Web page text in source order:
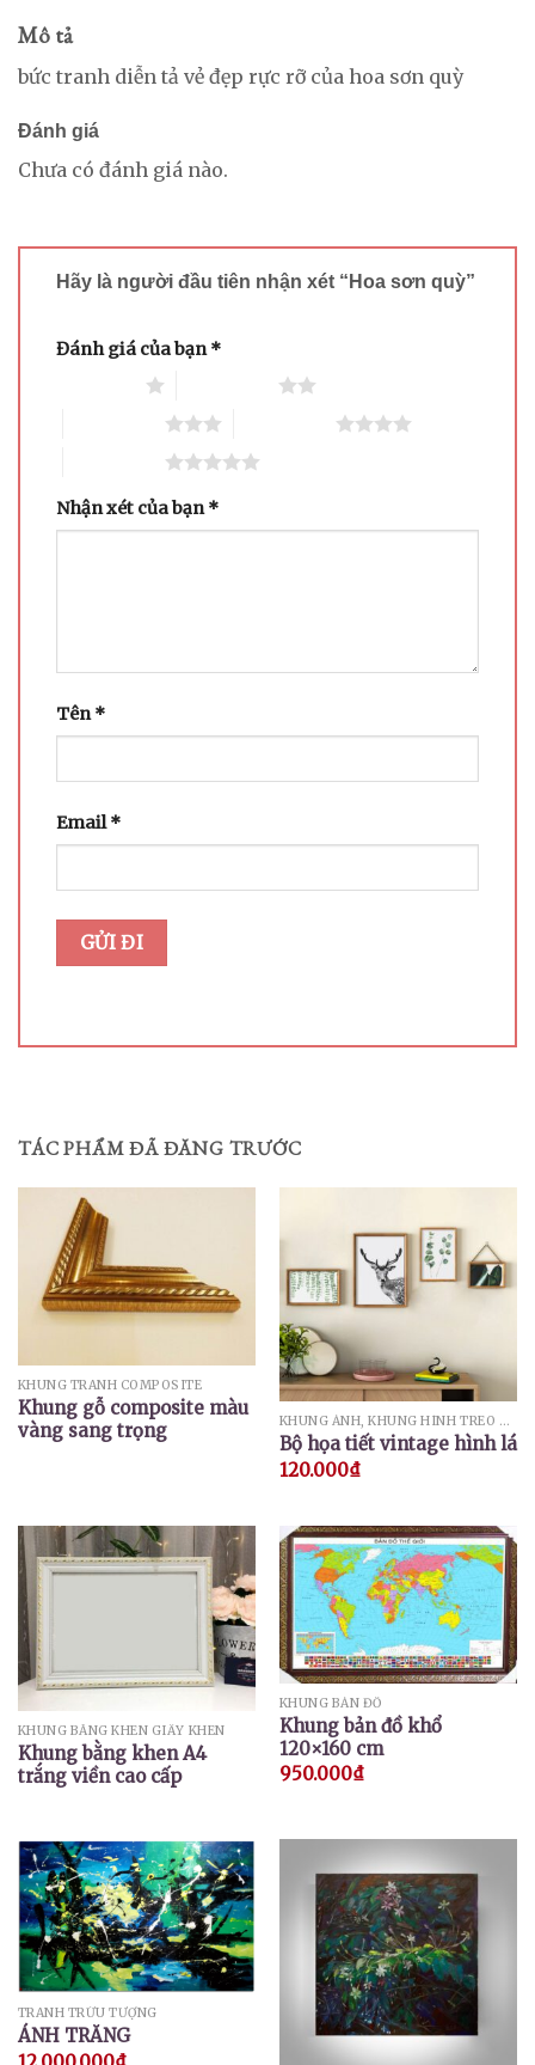
Mô tả
bức tranh diễn tả vẻ đẹp rực rỡ của hoa sơn quỳ
Đánh giá
Chưa có đánh giá nào.
Hãy là người đầu tiên nhận xét “Hoa sơn quỳ”
Đánh giá của bạn*
Nhận xét của bạn*
Tên*
Email*
TÁC PHẨM ĐÃ ĐĂNG TRƯỚC
KHUNG TRANH COMPOSITE
Khung gỗ composite màu
vàng sang trọng
KHUNG ẢNH, KHUNG HÌNH TREO TƯỜNG
Bộ họa tiết vintage hình lá
120.000₫
KHUNG BẰNG KHEN GIẤY KHEN
Khung bằng khen A4
trắng viền cao cấp
KHUNG BẢN ĐỒ
Khung bản đồ khổ
120×160 cm
950.000₫
TRANH TRỪU TƯỢNG
ÁNH TRĂNG